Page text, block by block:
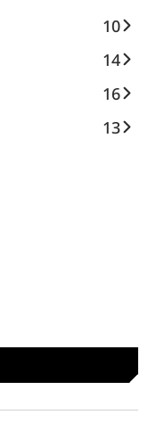
10
14
16
13